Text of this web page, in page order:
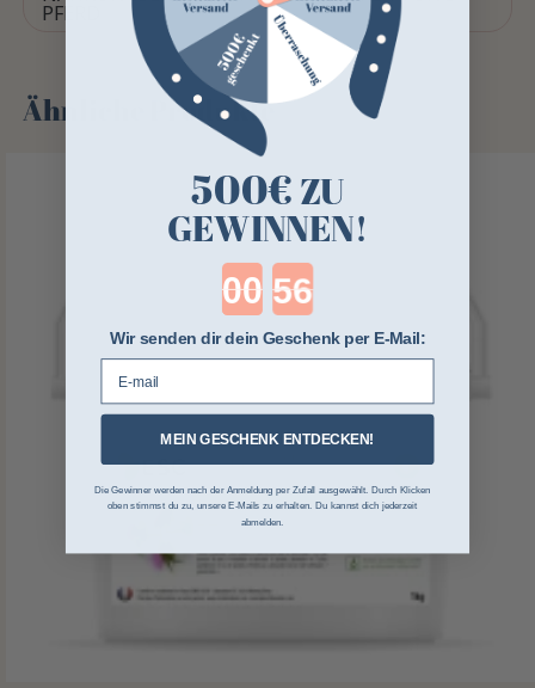
PFERD
Ähnliche Produkte
500€ ZU
GEWINNEN!
Countdown ends in:
Wir senden dir dein Geschenk per E-Mail:
MEIN GESCHENK ENTDECKEN!
Die Gewinner werden nach der Anmeldung per Zufall ausgewählt. Durch Klicken
oben stimmst du zu, unsere E-Mails zu erhalten. Du kannst dich jederzeit
abmelden.